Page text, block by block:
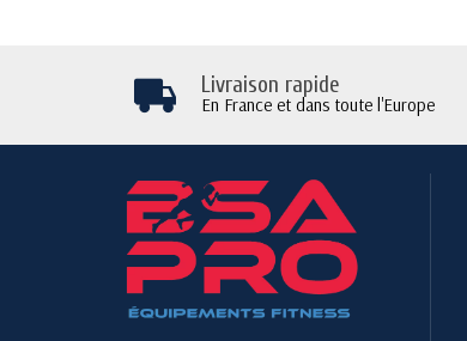
Livraison rapide
En France et dans toute l'Europe